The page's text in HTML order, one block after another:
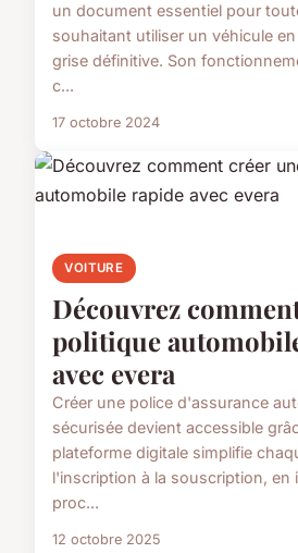
un document essentiel pour
souhaitant utiliser un véhicule
grise définitive. Son
c...
17 octobre 2024
VOITURE
Découvrez
politique
avec evera
Créer une police d'assurance
sécurisée devient accessible
plateforme digitale simplifie
l'inscription à la souscription, en
proc...
12 octobre 2025